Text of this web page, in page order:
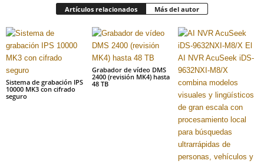
Artículos relacionados Más del autor
Sistema de grabación IPS
10000 MK3 con cifrado
seguro
Grabador de vídeo DMS
2400 (revisión MK4) hasta
48 TB